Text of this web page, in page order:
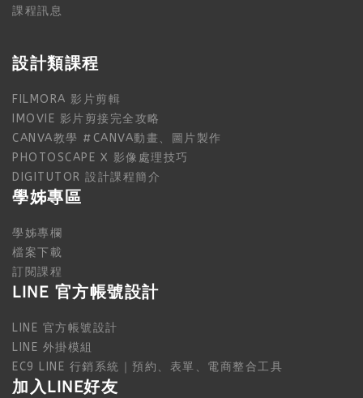
課程訊息
設計類課程
FILMORA 影片剪輯
IMOVIE 影片剪接完全攻略
CANVA教學 #CANVA動畫、圖片製作
PHOTOSCAPE X 影像處理技巧
DIGITUTOR 設計課程簡介
學姊專區
學姊專欄
檔案下載
訂閱課程
LINE 官方帳號設計
LINE 官方帳號設計
LINE 外掛模組
EC9 LINE 行銷系統｜預約、表單、電商整合工具
加入LINE好友